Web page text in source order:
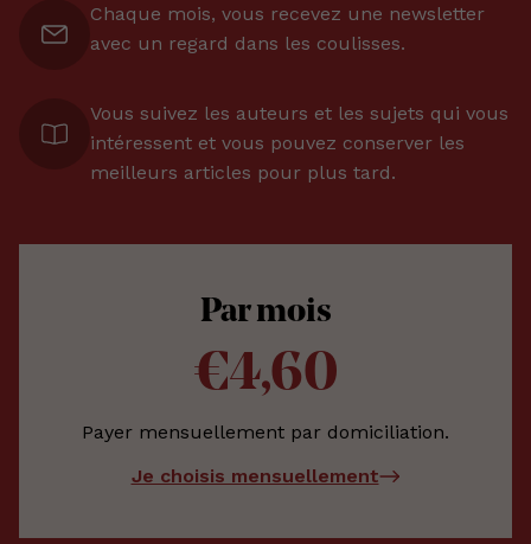
Chaque mois, vous recevez une newsletter
avec un regard dans les coulisses.
Vous suivez les auteurs et les sujets qui vous
intéressent et vous pouvez conserver les
meilleurs articles pour plus tard.
Par mois
€4,60
Payer mensuellement par domiciliation.
Je choisis mensuellement